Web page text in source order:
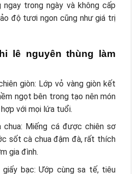
ngay trong ngày và không cấp
độ tươi ngon cũng như giá trị
lê nguyên thùng làm
giòn: Lớp vỏ vàng giòn kết
ngọt bên trong tạo nên món
hợp với mọi lứa tuổi.
chua: Miếng cá được chiên sơ
sốt cà chua đậm đà, rất thích
gia đình.
giấy bạc: Ướp cùng sa tế, tiêu